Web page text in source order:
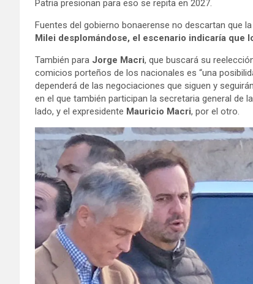
Patria presionan para eso se repita en 2027.
Fuentes del gobierno bonaerense no descartan que
Milei desplomándose, el escenario indicaría que
También para Jorge Macri, que buscará su
comicios porteños de los nacionales es “una
dependerá de las negociaciones que siguen y
en el que también participan la secretaria general de
lado, y el expresidente Mauricio Macri, por el otro.